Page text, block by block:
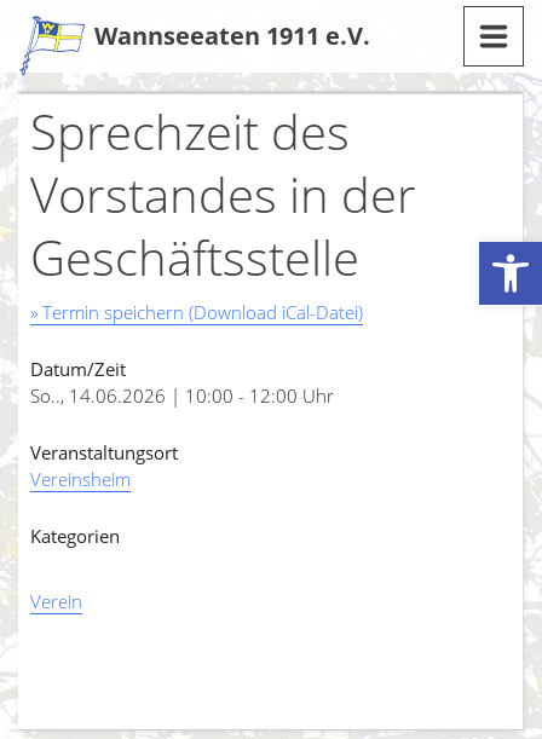
Werkzeugleiste öffnen
Zum
Inhalt
Wannseeaten 1911 e.V.
Sprechzeit des
Vorstandes in der
Geschäftsstelle
» Termin speichern (Download iCal-Datei)
Datum/Zeit
So.., 14.06.2026 | 10:00 - 12:00 Uhr
Veranstaltungsort
Vereinsheim
Kategorien
Verein